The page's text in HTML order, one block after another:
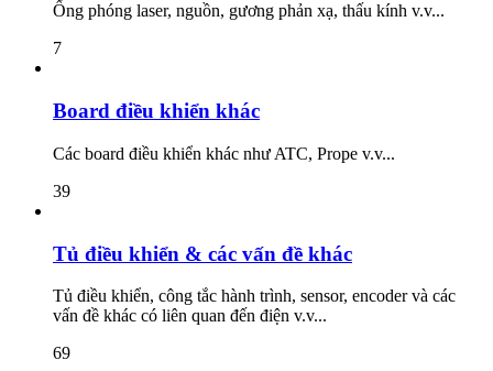
Ống phóng laser, nguồn, gương phản xạ, thấu kính v.v...
7
Board điều khiển khác
Các board điều khiển khác như ATC, Prope v.v...
39
Tủ điều khiển & các vấn đề khác
Tủ điều khiển, công tắc hành trình, sensor, encoder và các
vấn đề khác có liên quan đến điện v.v...
69